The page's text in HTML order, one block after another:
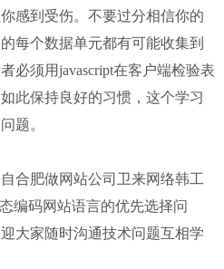
感到受伤。不要过分相信你的
每个数据单元都有可能收集到
必须用javascript在客户端检验表
此保持良好的习惯，这个学习
题。
合肥做网站公司卫来网络韩工
编码网站语言的优先选择问
大家随时沟通技术问题互相学